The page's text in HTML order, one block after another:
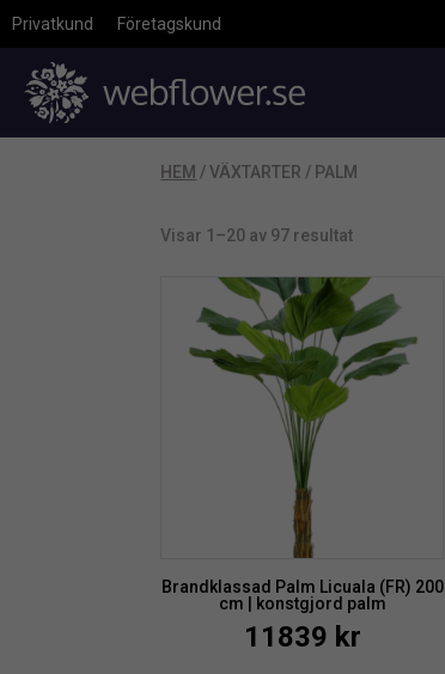
Privatkund Företagskund
HEM / VÄXTARTER / PALM
Visar 1–20 av 97 resultat
Brandklassad Palm Licuala (FR) 200
cm | konstgjord palm
11839 kr